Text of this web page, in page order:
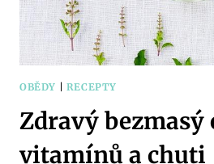
OBĚDY | RECEPTY
Zdravý bezmasý
vitamínů a chuti